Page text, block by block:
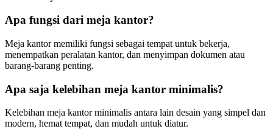
Apa fungsi dari meja kantor?
Meja kantor memiliki fungsi sebagai tempat untuk bekerja,
menempatkan peralatan kantor, dan menyimpan dokumen atau
barang-barang penting.
Apa saja kelebihan meja kantor minimalis?
Kelebihan meja kantor minimalis antara lain desain yang simpel dan
modern, hemat tempat, dan mudah untuk diatur.